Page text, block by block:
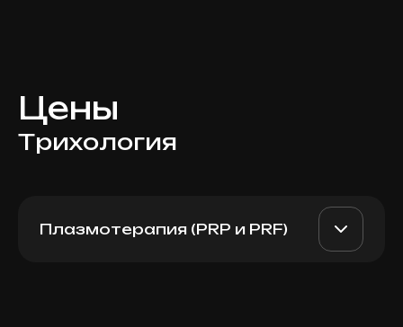
Цены
Трихология
Плазмотерапия (PRP и PRF)